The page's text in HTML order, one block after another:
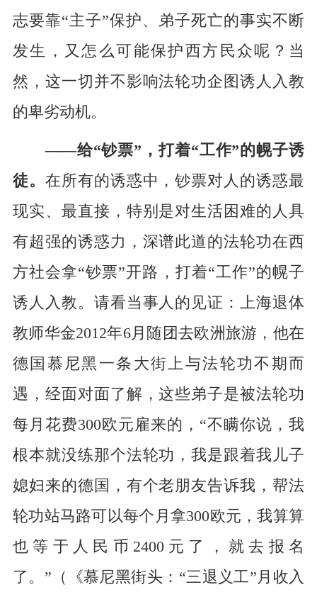
志要靠“主子”保护、弟子死亡的事实不断
发生，又怎么可能保护西方民众呢？当
然，这一切并不影响法轮功企图诱人入教
的卑劣动机。
——给“钞票”，打着“工作”的幌子诱
徒。 在所有的诱惑中，钞票对人的诱惑最
现实、最直接，特别是对生活困难的人具
有超强的诱惑力，深谱此道的法轮功在西
方社会拿“钞票”开路，打着“工作”的幌子
诱人入教。请看当事人的见证：上海退体
教师华金2012年6月随团去欧洲旅游，他在
德国慕尼黑一条大街上与法轮功不期而
遇，经面对面了解，这些弟子是被法轮功
每月花费300欧元雇来的，“不瞒你说，我
根本就没练那个法轮功，我是跟着我儿子
媳妇来的德国，有个老朋友告诉我，帮法
轮功站马路可以每个月拿300欧元，我算算
也等于人民币2400元了，就去报名
了。”（《慕尼黑街头：“三退义工”月收入